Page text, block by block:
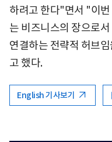
하려고 한다"면서 "이
는 비즈니스의 장으로
연결하는 전략적 허브
고 했다.
English 기사보기